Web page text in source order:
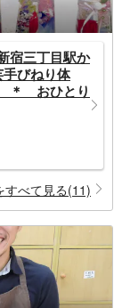
宿三丁目駅か
びねり体
おひとり
女性に人気
すべて見る(11)